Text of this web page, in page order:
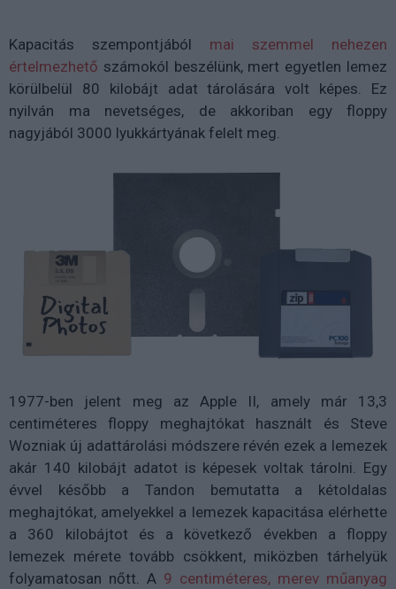
Kapacitás szempontjából mai szemmel nehezen
értelmezhető számokól beszélünk, mert egyetlen lemez
körülbelül 80 kilobájt adat tárolására volt képes. Ez
nyilván ma nevetséges, de akkoriban egy floppy
nagyjából 3000 lyukkártyának felelt meg.
1977-ben jelent meg az Apple II, amely már 13,3
centiméteres floppy meghajtókat használt és Steve
Wozniak új adattárolási módszere révén ezek a lemezek
akár 140 kilobájt adatot is képesek voltak tárolni. Egy
évvel később a Tandon bemutatta a kétoldalas
meghajtókat, amelyekkel a lemezek kapacitása elérhette
a 360 kilobájtot és a következő években a floppy
lemezek mérete tovább csökkent, miközben tárhelyük
folyamatosan nőtt. A 9 centiméteres, merev műanyag